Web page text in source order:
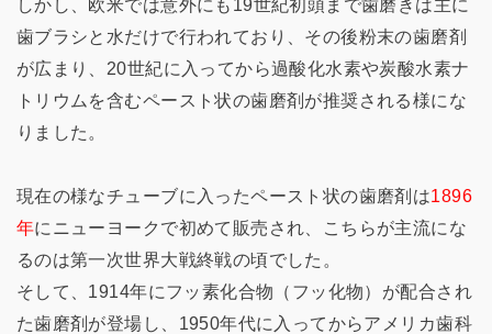
しかし、欧米では意外にも19世紀初頭まで歯磨きは主に
歯ブラシと水だけで行われており、その後粉末の歯磨剤
が広まり、20世紀に入ってから過酸化水素や炭酸水素ナ
トリウムを含むペースト状の歯磨剤が推奨される様にな
りました。
現在の様なチューブに入ったペースト状の歯磨剤は1896
年にニューヨークで初めて販売され、こちらが主流にな
るのは第一次世界大戦終戦の頃でした。
そして、1914年にフッ素化合物（フッ化物）が配合され
た歯磨剤が登場し、1950年代に入ってからアメリカ歯科